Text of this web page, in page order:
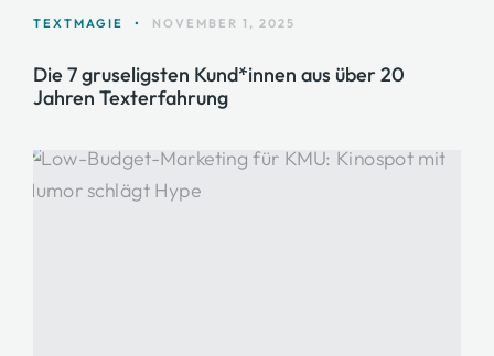
TEXTMAGIE • NOVEMBER 1, 2025
Die 7 gruseligsten Kund*innen aus über 20
Jahren Texterfahrung